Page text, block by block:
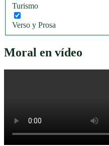
Turismo
Verso y Prosa
Moral en vídeo